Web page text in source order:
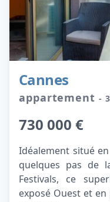
Cannes
appartement -
730 000 €
Idéalement situé
quelques pas de
Festivals, ce
exposé Ouest et